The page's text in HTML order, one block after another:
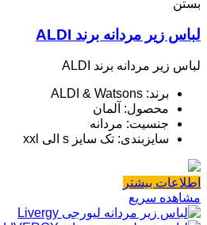
بستن
لباس زیر مردانه برند ALDI
لباس زیر مردانه برند ALDI
برند: ALDI & Watsons
محصول: آلمان
جنسیت: مردانه
سایزبندی: تک سایز s الی xxl
اطلاعات بیشتر
مشاهده سریع